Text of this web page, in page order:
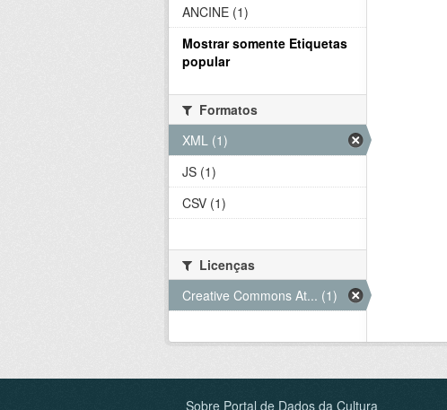
ANCINE (1)
Mostrar somente Etiquetas
popular
Formatos
XML (1)
JS (1)
CSV (1)
Licenças
Creative Commons At... (1)
Sobre Portal de Dados da Cultura